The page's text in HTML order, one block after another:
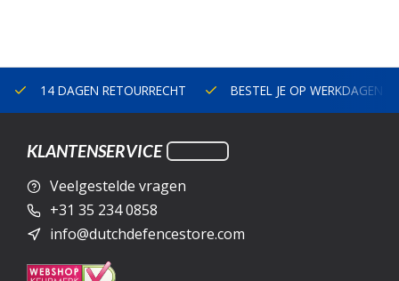
14 DAGEN RETOURRECHT BESTEL JE OP WERKDAGEN
KLANTENSERVICE
Veelgestelde vragen
+31 35 234 0858
info@dutchdefencestore.com